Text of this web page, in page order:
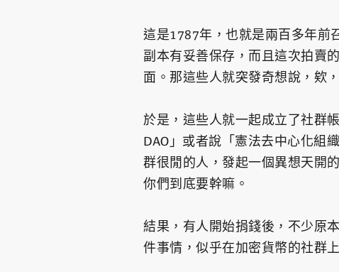
這是1787年，也就是兩百多年前
副本有妥善保存，而且這次拍賣
面。那這些人就突發奇想說，欸
於是，這些人就一起成立了社群
DAO」或者說「憲法去中心化組
群很閒的人，發起一個異想天開
你們到底要幹嘛。
結果，有人開始捐錢後，不少原
件事情，似乎在加密貨幣的社群